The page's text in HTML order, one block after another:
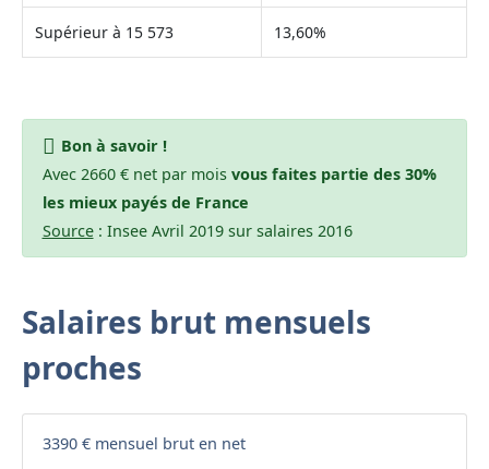
Supérieur à 15 573 13,60%
Bon à savoir !
Avec 2660 € net par mois vous faites partie des 30%
les mieux payés de France
Source: Insee Avril 2019 sur salaires 2016
Salaires brut mensuels
proches
3390 € mensuel brut en net